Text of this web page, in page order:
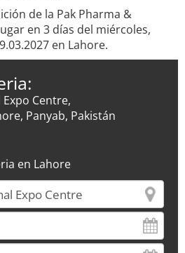
de la Pak Pharma &
en 3 días del miércoles,
en Lahore.
Centre,
Panyab, Pakistán
en Lahore